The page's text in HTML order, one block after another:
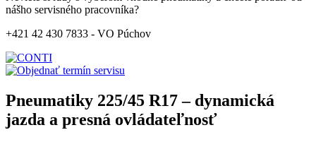
nášho servisného pracovníka?
+421 42 430 7833 - VO Púchov
Pneumatiky 225/45 R17 – dynamická
jazda a presná ovládateľnosť